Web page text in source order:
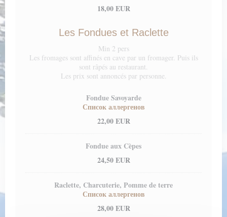
18,00 EUR
Les Fondues et Raclette
Min 2 pers
Les fromages sont affinés en cave par un fromager. Puis ils
sont râpés au restaurant.
Les prix sont annoncés par personne.
Fondue Savoyarde
Список аллергенов
22,00 EUR
Fondue aux Cèpes
24,50 EUR
Raclette, Charcuterie, Pomme de terre
Список аллергенов
28,00 EUR